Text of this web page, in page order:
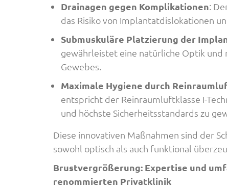
Drainagen gegen Komplikationen:
das Risiko von Implantatdislokationen
Submuskuläre Platzierung der
gewährleistet eine natürliche Optik
Gewebes.
Maximale Hygiene durch
entspricht der Reinraumluftklasse I-
und höchste Sicherheitsstandards zu
Diese innovativen Maßnahmen sind der
sowohl optisch als auch funktional
Brustvergrößerung: Expertise und
renommierten Privatklinik